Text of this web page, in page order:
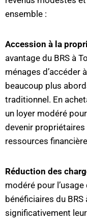
ensemble :
Accession à la
avantage du BRS à
ménages d’accéder
beaucoup plus
traditionnel. En
un loyer modéré
devenir
ressources
Réduction des
modéré pour
bénéficiaires du
significativement